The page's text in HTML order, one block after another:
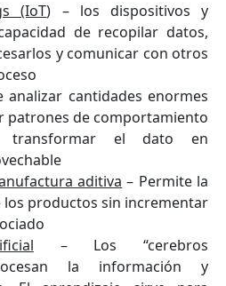
(IoT) – los dispositivos y
de recopilar datos,
y comunicar con otros
analizar cantidades enormes
patrones de comportamiento
el dato en
aditiva – Permite la
los productos sin incrementar
– Los “cerebros
la información y